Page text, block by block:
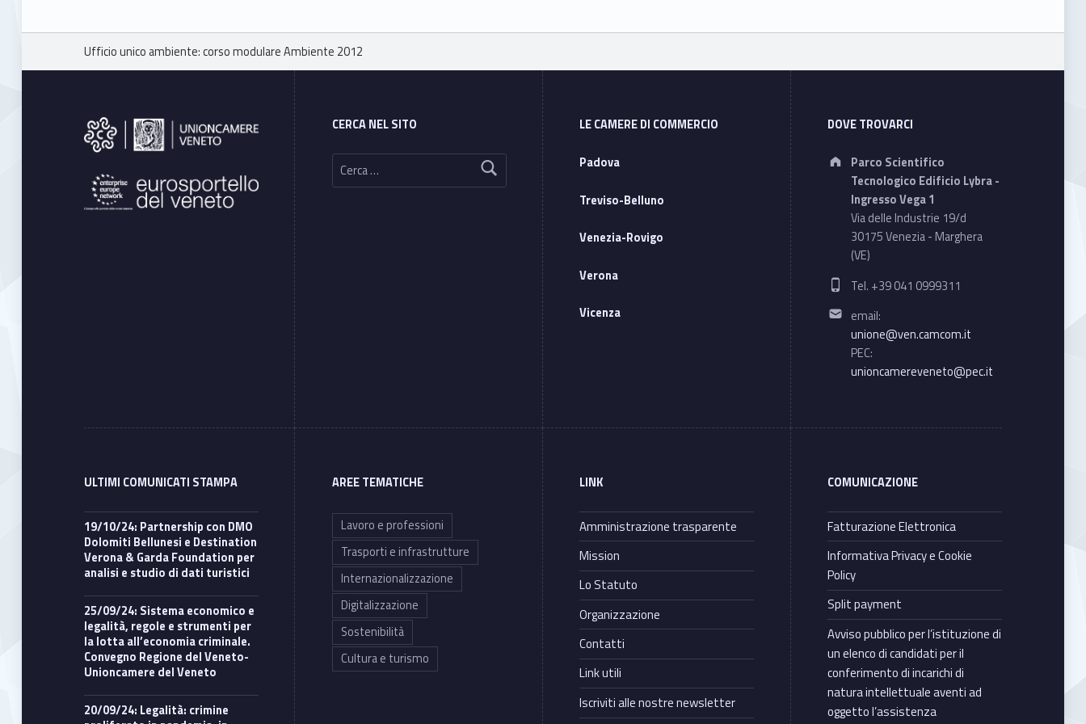
Breadcrumbs navigation
Ufficio unico ambiente: corso modulare Ambiente 2012
Footer sidebar
CERCA NEL SITO
Ricerca per:
LE CAMERE DI COMMERCIO
Padova
Treviso-Belluno
Venezia-Rovigo
Verona
Vicenza
DOVE TROVARCI
Address:
Parco Scientifico
Tecnologico Edificio Lybra -
Ingresso Vega 1
Via delle Industrie 19/d
30175 Venezia - Marghera
(VE)
Phone number:
Tel. +39 041 0999311
Email address:
email:
unione@ven.camcom.it
PEC:
unioncamereveneto@pec.it
ULTIMI COMUNICATI STAMPA
19/10/24: Partnership con DMO
Dolomiti Bellunesi e Destination
Verona & Garda Foundation per
analisi e studio di dati turistici
25/09/24: Sistema economico e
legalità, regole e strumenti per
la lotta all’economia criminale.
Convegno Regione del Veneto-
Unioncamere del Veneto
20/09/24: Legalità: crimine
AREE TEMATICHE
Lavoro e professioni
Trasporti e infrastrutture
Internazionalizzazione
Digitalizzazione
Sostenibilità
Cultura e turismo
LINK
Amministrazione trasparente
Mission
Lo Statuto
Organizzazione
Contatti
Link utili
Iscriviti alle nostre newsletter
COMUNICAZIONE
Fatturazione Elettronica
Informativa Privacy e Cookie
Policy
Split payment
Avviso pubblico per l’istituzione di
un elenco di candidati per il
conferimento di incarichi di
natura intellettuale aventi ad
oggetto l’assistenza